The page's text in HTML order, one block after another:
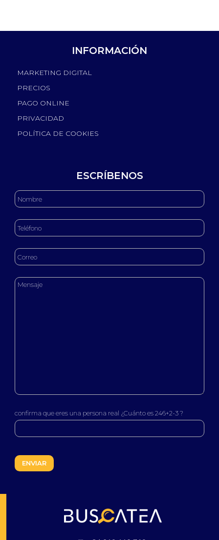
INFORMACIÓN
MARKETING DIGITAL
PRECIOS
PAGO ONLINE
PRIVACIDAD
POLÍTICA DE COOKIES
ESCRÍBENOS
confirma que eres una persona real ¿Cuánto es 246+2-3 ?